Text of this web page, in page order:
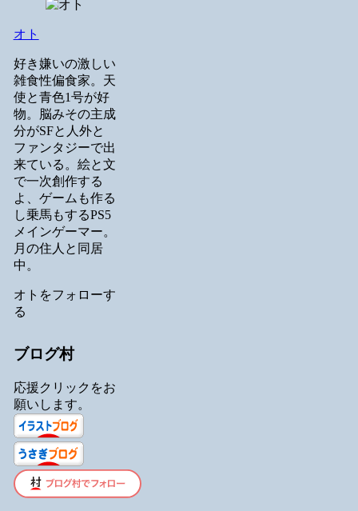
オト
好き嫌いの激しい
雑食性偏食家。天
使と青色1号が好
物。脳みその主成
分がSFと人外と
ファンタジーで出
来ている。絵と文
で一次創作する
よ、ゲームも作る
し乗馬もするPS5
メインゲーマー。
月の住人と同居
中。
オトをフォローす
る
ブログ村
応援クリックをお
願いします。